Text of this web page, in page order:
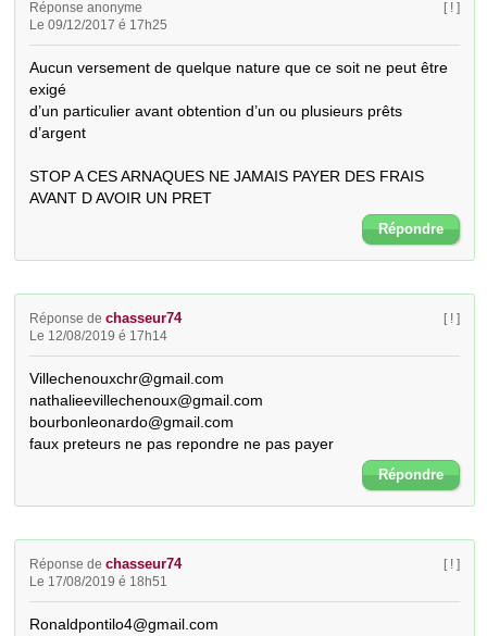
Réponse anonyme
Le 09/12/2017 é 17h25
[ ! ]
Aucun versement de quelque nature que ce soit ne peut être
exigé
d’un particulier avant obtention d’un ou plusieurs prêts
d’argent
STOP A CES ARNAQUES NE JAMAIS PAYER DES FRAIS
AVANT D AVOIR UN PRET
Répondre
Réponse dechasseur74
Le 12/08/2019 é 17h14
[ ! ]
Villechenouxchr@gmail.com
nathalieevillechenoux@gmail.com
bourbonleonardo@gmail.com
faux preteurs ne pas repondre ne pas payer
Répondre
Réponse dechasseur74
Le 17/08/2019 é 18h51
[ ! ]
Ronaldpontilo4@gmail.com